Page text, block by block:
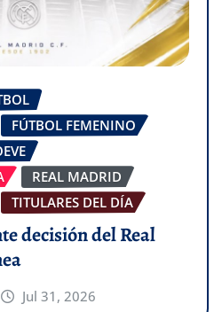
FÚTBOL FEMENINO
REAL MADRID
TITULARES DEL DÍA
decisión del Real
Jul 31, 2026